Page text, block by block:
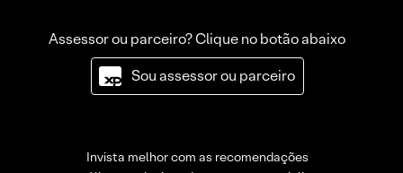
Assessor ou parceiro? Clique no botão abaixo
Sou assessor ou parceiro
Invista melhor com as recomendações